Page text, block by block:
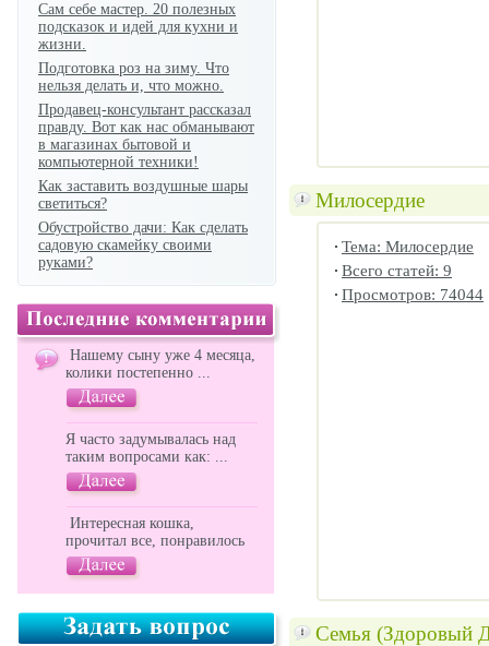
Сам себе мастер. 20 полезных
подсказок и идей для кухни и
жизни.
Подготовка роз на зиму. Что
нельзя делать и, что можно.
Продавец-консультант рассказал
правду. Вот как нас обманывают
в магазинах бытовой и
компьютерной техники!
Как заставить воздушные шары
светиться?
Обустройство дачи: Как сделать
садовую скамейку своими
руками?
Нашему сыну уже 4 месяца,
колики постепенно ...
Я часто задумывалась над
таким вопросами как: ...
Интересная кошка,
прочитал все, понравилось
Милосердие
Тема: Милосердие
Всего статей: 9
Просмотров: 74044
Семья (Здоровый